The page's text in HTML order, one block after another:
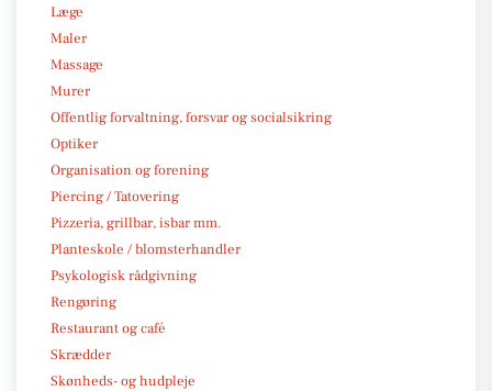
Læge
Maler
Massage
Murer
Offentlig forvaltning, forsvar og socialsikring
Optiker
Organisation og forening
Piercing / Tatovering
Pizzeria, grillbar, isbar mm.
Planteskole / blomsterhandler
Psykologisk rådgivning
Rengøring
Restaurant og café
Skrædder
Skønheds- og hudpleje